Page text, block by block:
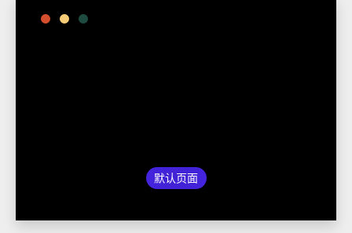
默认页面